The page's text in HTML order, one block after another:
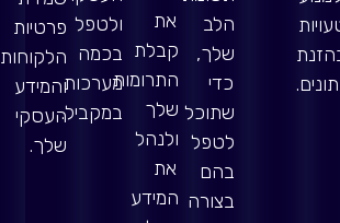
הלב
שלך,
כדי
שתוכל
לטפל
בהם
בצורה
את
קבלת
התרומות
שלך
ולנהל
את
המידע
ולטפל
בכמה
מערכות
במקביל.
פרטיות
הלקוחות
והמידע
העסקי
שלך.